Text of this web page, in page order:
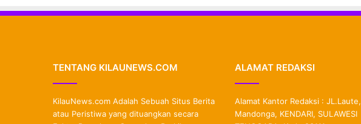
TENTANG KILAUNEWS.COM
KilauNews.com Adalah Sebuah Situs Berita
atau Peristiwa yang dituangkan secara
ALAMAT REDAKSI
Alamat Kantor Redaksi : JL.Laute,
Mandonga, KENDARI, SULAWESI